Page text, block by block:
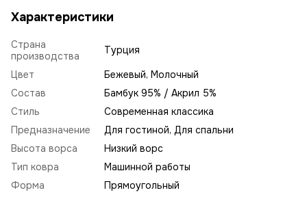
Характеристики
Страна
производства
Турция
Цвет
Бежевый, Молочный
Состав
Бамбук 95% / Акрил 5%
Стиль
Современная классика
Предназначение
Для гостиной, Для спальни
Высота ворса
Низкий ворс
Тип ковра
Машинной работы
Форма
Прямоугольный